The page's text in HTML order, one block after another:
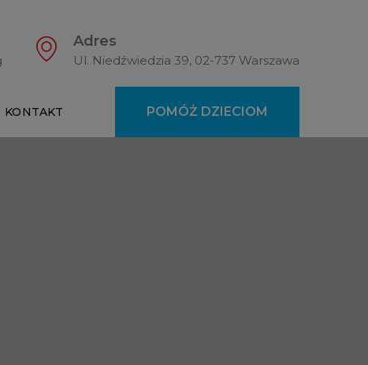
Adres
Ul. Niedźwiedzia 39, 02-737 Warszawa
KONTAKT POMÓŻ DZIECIOM